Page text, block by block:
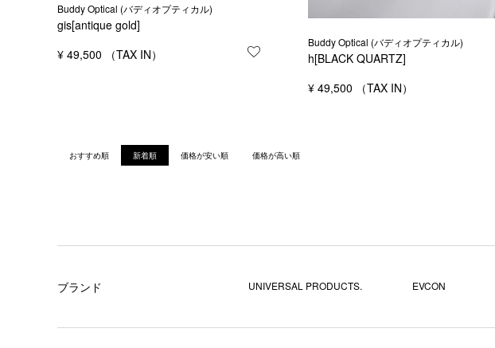
Buddy Optical (バディオプティカル)
gis[antique gold]
¥ 49,500 お気に入りに登録する
Buddy Optical (バディオプティカル)
h[BLACK QUARTZ]
¥ 49,500
おすすめ順 新着順 価格が安い順 価格が高い順
ブランド UNIVERSAL PRODUCTS. EVCON